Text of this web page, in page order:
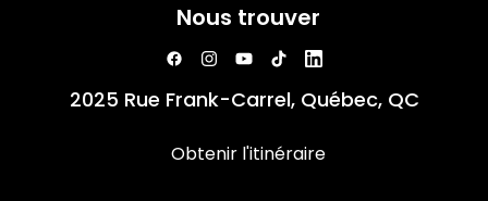
Nous trouver
2025 Rue Frank-Carrel, Québec, QC
Obtenir l'itinéraire